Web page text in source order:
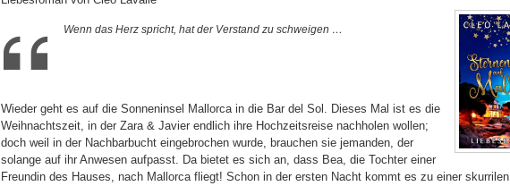
Wenn das Herz spricht, hat der Verstand zu schweigen …
Wieder geht es auf die Sonneninsel Mallorca in die Bar del Sol. Dieses Mal ist es die
Weihnachtszeit, in der Zara & Javier endlich ihre Hochzeitsreise nachholen wollen;
doch weil in der Nachbarbucht eingebrochen wurde, brauchen sie jemanden, der
solange auf ihr Anwesen aufpasst. Da bietet es sich an, dass Bea, die Tochter einer
Freundin des Hauses, nach Mallorca fliegt! Schon in der ersten Nacht kommt es zu einer skurrilen